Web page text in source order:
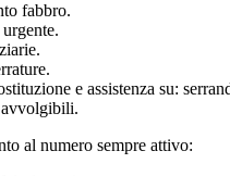
fabbro.
e assistenza su:
avvolgibili.
al numero sempre attivo: